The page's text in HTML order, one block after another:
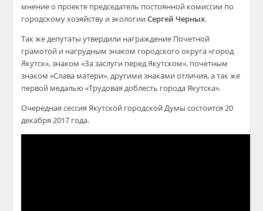
мнение о проекте председатель постоянной комиссии по
городскому хозяйству и экологииСергей Черных.
Так же депутаты утвердили награждение Почетной
грамотой и нагрудным знаком городского округа «город
Якутск», знаком «За заслуги перед Якутском», почетным
знаком «Слава матери», другими знаками отличия, а так же
первой медалью «Трудовая доблесть города Якутска».
Очередная сессия Якутской городской Думы состоится 20
декабря 2017 года.